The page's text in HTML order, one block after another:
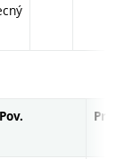
Pov. Prof.